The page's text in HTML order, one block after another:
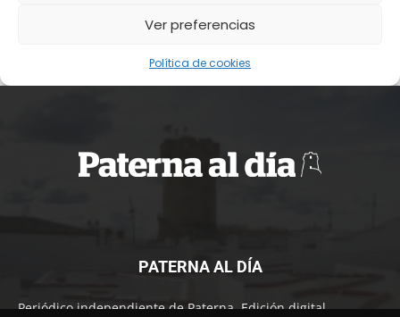
PATERNA AL DÍA
Periódico independiente de Paterna. Edición digital.